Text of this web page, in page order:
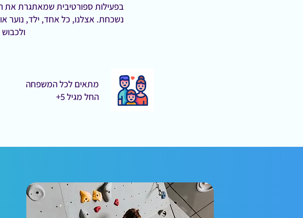
בפעילות ספורטיבית שמאתגרת את
נשכחת. אצלנו, כל אחד, ילד, נוער
מתאים לכל המשפחה
החל מגיל 5+